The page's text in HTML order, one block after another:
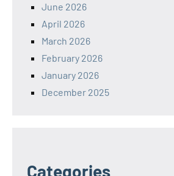
June 2026
April 2026
March 2026
February 2026
January 2026
December 2025
Categories